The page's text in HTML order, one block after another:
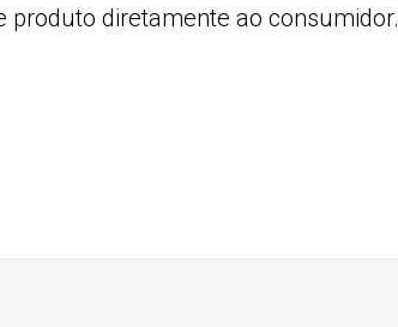
produto diretamente ao consumidor.